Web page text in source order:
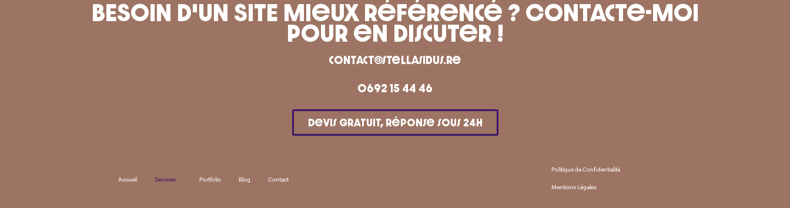
BESOIN D'UN SITE mieux référencé ? Contacte-moi
pour en discuter !
contact@stellasidus.re
0692 15 44 46
Devis gratuit, réponse sous 24h
Accueil Services Portfolio Blog Contact
Politique de Confidentialité
Mentions Légales